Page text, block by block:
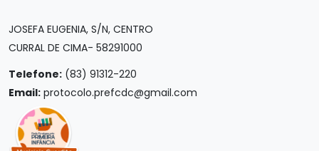
JOSEFA EUGENIA, S/N, CENTRO
CURRAL DE CIMA- 58291000
Telefone: (83) 91312-220
Email: protocolo.prefcdc@gmail.com